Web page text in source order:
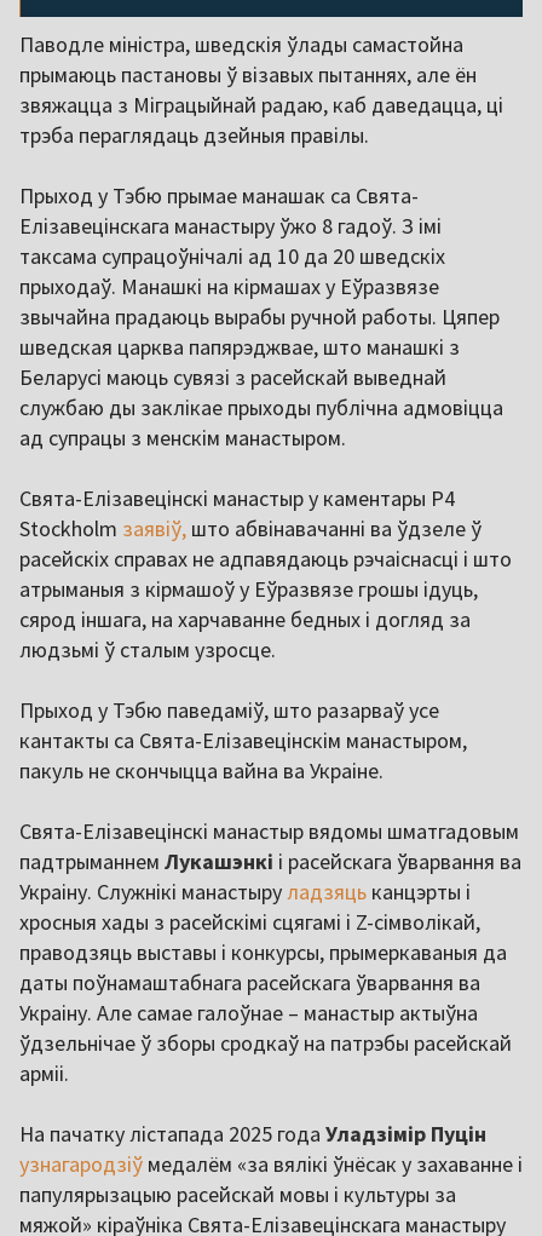
Паводле міністра, шведскія ўлады самастойна
прымаюць пастановы ў візавых пытаннях, але ён
звяжацца з Міграцыйнай радаю, каб даведацца, ці
трэба пераглядаць дзейныя правілы.
Прыход у Тэбю прымае манашак са Свята-
Елізавецінскага манастыру ўжо 8 гадоў. З імі
таксама супрацоўнічалі ад 10 да 20 шведскіх
прыходаў. Манашкі на кірмашах у Еўразвязе
звычайна прадаюць вырабы ручной работы. Цяпер
шведская царква папярэджвае, што манашкі з
Беларусі маюць сувязі з расейскай выведнай
службаю ды заклікае прыходы публічна адмовіцца
ад супрацы з менскім манастыром.
Свята-Елізавецінскі манастыр у каментары P4
Stockholm заявіў, што абвінавачанні ва ўдзеле ў
расейскіх справах не адпавядаюць рэчаіснасці і што
атрыманыя з кірмашоў у Еўразвязе грошы ідуць,
сярод іншага, на харчаванне бедных і догляд за
людзьмі ў сталым узросце.
Прыход у Тэбю паведаміў, што разарваў усе
кантакты са Свята-Елізавецінскім манастыром,
пакуль не скончыцца вайна ва Украіне.
Свята-Елізавецінскі манастыр вядомы шматгадовым
падтрыманнем Лукашэнкі і расейскага ўварвання ва
Украіну. Служнікі манастыруладзяць канцэрты і
хросныя хады з расейскімі сцягамі і Z-сімволікай,
праводзяць выставы і конкурсы, прымеркаваныя да
даты поўнамаштабнага расейскага ўварвання ва
Украіну. Але самае галоўнае – манастыр актыўна
ўдзельнічае ў зборы сродкаў на патрэбы расейскай
арміі.
На пачатку лістапада 2025 года Уладзімір Пуцін
узнагародзіў медалём «за вялікі ўнёсак у захаванне і
папулярызацыю расейскай мовы і культуры за
мяжой» кіраўніка Свята-Елізавецінскага манастыру